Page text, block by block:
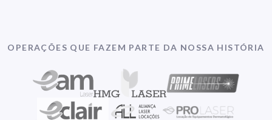
OPERAÇÕES QUE FAZEM PARTE DA NOSSA HISTÓRIA